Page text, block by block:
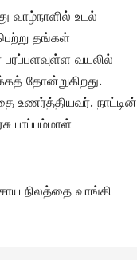
வாழ்நாளில் உடல்
தங்கள்
வயலில்
தோன்றுகிறது.
உணர்த்தியவர். நாட்டின்
பாப்பம்மாள்
நிலத்தை வாங்கி